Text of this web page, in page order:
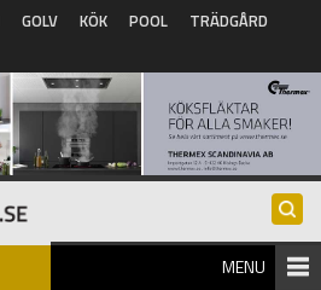
GOLV KÖK POOL
TRÄDGÅRD
MENU